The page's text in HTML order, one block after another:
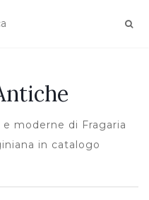
moderne di Fragaria
in catalogo